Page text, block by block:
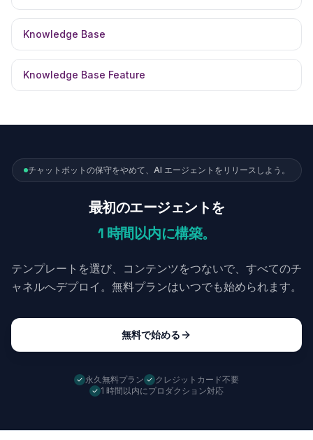
Knowledge Base
Knowledge Base Feature
チャットボットの保守をやめて、AI エージェントをリリースしよう。
最初のエージェントを
1 時間以内に構築。
テンプレートを選び、コンテンツをつないで、すべてのチ
ャネルへデプロイ。無料プランはいつでも始められます。
無料で始める
永久無料プラン
クレジットカード不要
1 時間以内にプロダクション対応